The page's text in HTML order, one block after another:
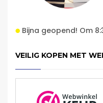
Bijna geopend! Om
VEILIG KOPEN MET